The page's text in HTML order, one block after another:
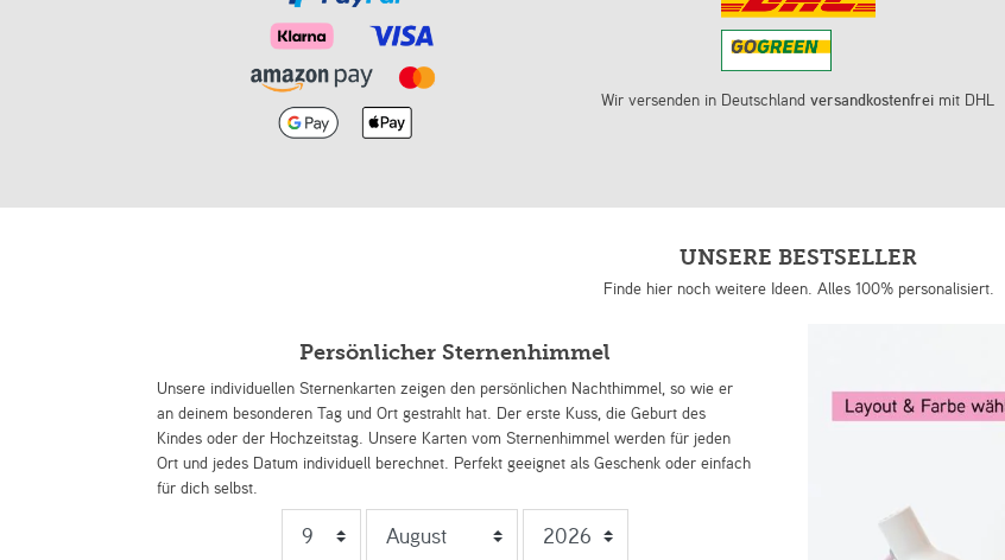
Wir versenden in Deutschlandversandkostenfrei mit DHL
UNSERE BESTSELLER
Finde hier noch weitere Ideen. Alles 100% personalisiert.
Persönlicher Sternenhimmel
Unsere individuellen Sternenkarten zeigen den persönlichen Nachthimmel, so wie er
an deinem besonderen Tag und Ort gestrahlt hat. Der erste Kuss, die Geburt des
Kindes oder der Hochzeitstag. Unsere Karten vom Sternenhimmel werden für jeden
Ort und jedes Datum individuell berechnet. Perfekt geeignet als Geschenk oder einfach
für dich selbst.